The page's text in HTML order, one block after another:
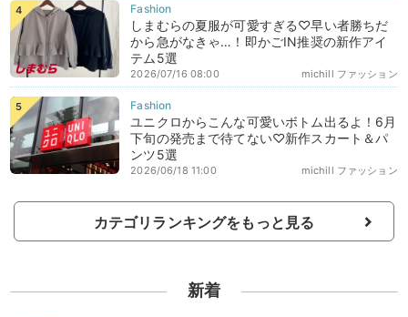
しまむらの夏服が可愛すぎる♡早い者勝ちだ
から急がなきゃ…！即かごIN推奨の新作アイ
テム5選
michill ファッション
2026/07/16 08:00
ユニクロからこんな可愛いボトム出るよ！6月
下旬の発売まで待てない♡新作スカート＆パ
ンツ5選
michill ファッション
2026/06/18 11:00
カテゴリランキングをもっと見る
新着